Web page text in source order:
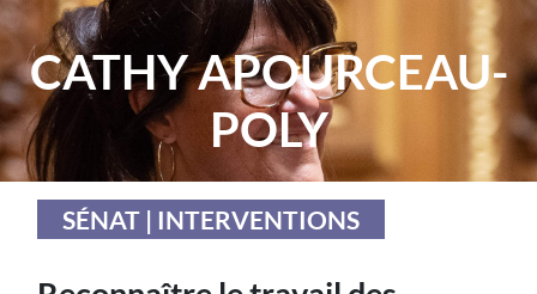
CATHY APOURCEAU-
POLY
SÉNAT | INTERVENTIONS